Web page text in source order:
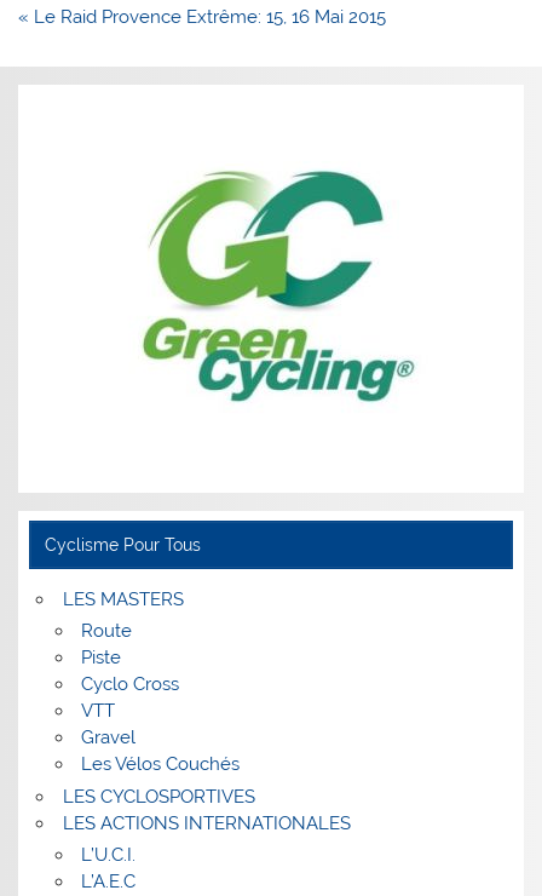
Navigation
l’article
« Le Raid Provence Extrême: 15, 16 Mai 2015
Cyclisme Pour Tous
LES MASTERS
Route
Piste
Cyclo Cross
VTT
Gravel
Les Vélos Couchés
LES CYCLOSPORTIVES
LES ACTIONS INTERNATIONALES
L’U.C.I.
L’A.E.C